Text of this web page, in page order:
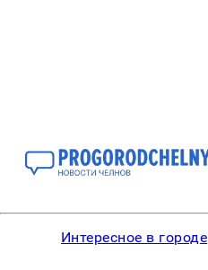
Интересное в городе